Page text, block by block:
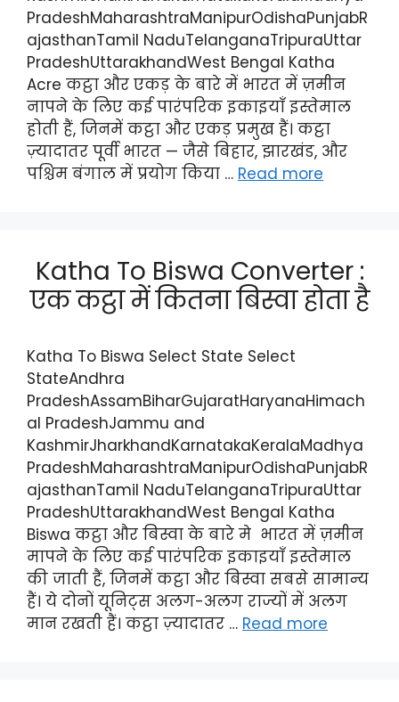
PradeshMaharashtraManipurOdishaPunjabR
ajasthanTamil NaduTelanganaTripuraUttar
PradeshUttarakhandWest Bengal Katha
Acre कट्ठा और एकड़ के बारे में भारत में ज़मीन
नापने के लिए कई पारंपरिक इकाइयाँ इस्तेमाल
होती हैं, जिनमें कट्ठा और एकड़ प्रमुख हैं। कट्ठा
ज़्यादातर पूर्वी भारत — जैसे बिहार, झारखंड, और
पश्चिम बंगाल में प्रयोग किया … Read more
Katha To Biswa Converter :
एक कट्ठा में कितना बिस्वा होता है
Katha To Biswa Select State Select
StateAndhra
PradeshAssamBiharGujaratHaryanaHimach
al PradeshJammu and
KashmirJharkhandKarnatakaKeralaMadhya
PradeshMaharashtraManipurOdishaPunjabR
ajasthanTamil NaduTelanganaTripuraUttar
PradeshUttarakhandWest Bengal Katha
Biswa कट्ठा और बिस्वा के बारे मे भारत में ज़मीन
मापने के लिए कई पारंपरिक इकाइयाँ इस्तेमाल
की जाती हैं, जिनमें कट्ठा और बिस्वा सबसे सामान्य
हैं। ये दोनों यूनिट्स अलग-अलग राज्यों में अलग
मान रखती हैं। कट्ठा ज़्यादातर … Read more